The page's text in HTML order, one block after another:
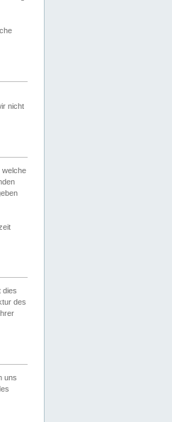
nicht
welche
dies
des
uns